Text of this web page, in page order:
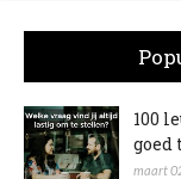
100
goed
maart